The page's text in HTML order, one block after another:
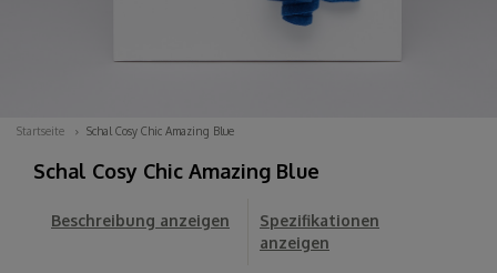
Startseite Schal Cosy Chic Amazing Blue
Schal Cosy Chic Amazing Blue
Beschreibung anzeigen
Spezifikationen
anzeigen